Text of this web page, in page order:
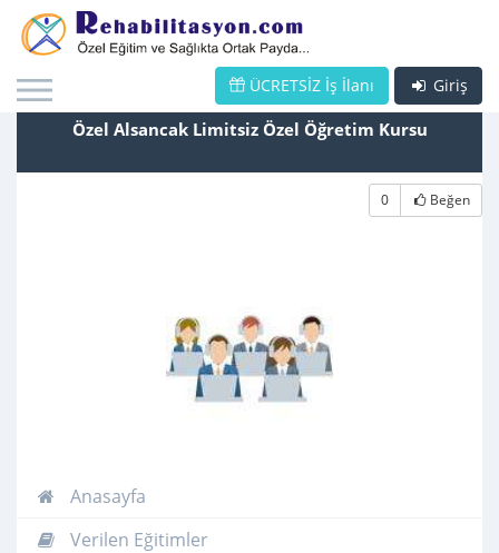
Giriş
ÜCRETSİZ İş İlanı
Özel Alsancak Limitsiz Özel Öğretim Kursu
0 Beğen
Anasayfa
Verilen Eğitimler